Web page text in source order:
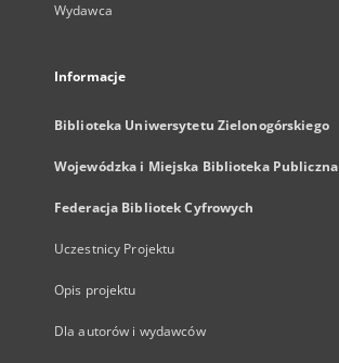
Wydawca
Informacje
Biblioteka Uniwersytetu Zielonogórskiego
Wojewódzka i Miejska Biblioteka Publiczna
Federacja Bibliotek Cyfrowych
Uczestnicy Projektu
Opis projektu
Dla autorów i wydawców